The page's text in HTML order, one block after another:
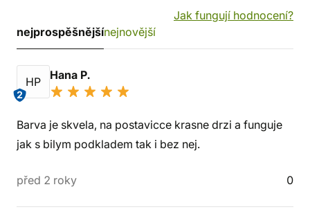
Jak fungují hodnocení?
nejprospěšnějšínejnovější
HP
2
Hana P.
Barva je skvela, na postavicce krasne drzi a funguje
jak s bilym podkladem tak i bez nej.
před 2 roky 0